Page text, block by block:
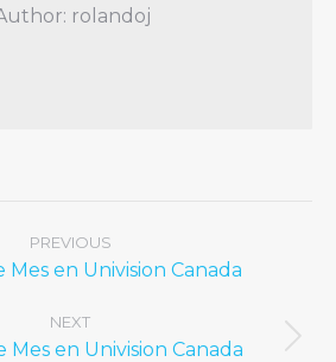
rolandoj
PREVIOUS
Previous
Mes en Univision Canada
NEXT
Next
Mes en Univision Canada